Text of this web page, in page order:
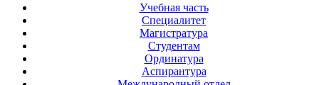
Учебная часть
Специалитет
Магистратура
Студентам
Ординатура
Аспирантура